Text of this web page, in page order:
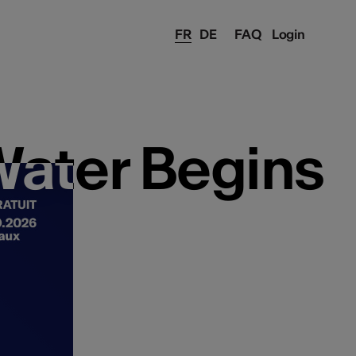
FAQ Login
FR DE
Begins
Begins